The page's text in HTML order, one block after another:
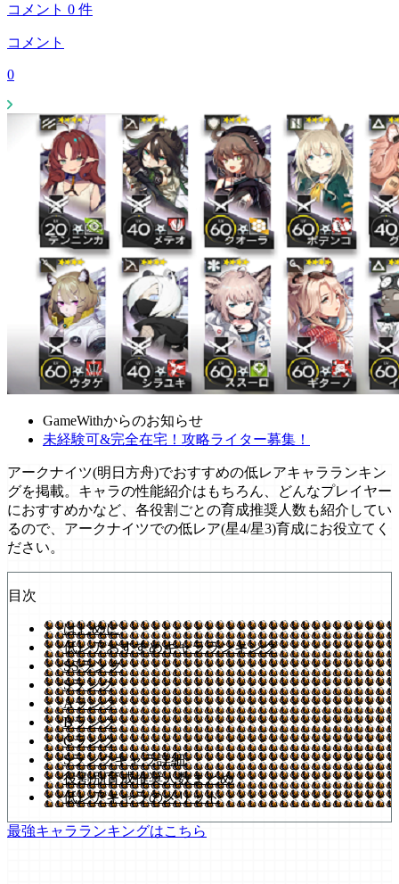
コメント 0 件
コメント
0
GameWithからのお知らせ
未経験可&完全在宅！攻略ライター募集！
アークナイツ(明日方舟)でおすすめの低レアキャラランキン
グを掲載。キャラの性能紹介はもちろん、どんなプレイヤー
におすすめかなど、各役割ごとの育成推奨人数も紹介してい
るので、アークナイツでの低レア(星4/星3)育成にお役立てく
ださい。
目次
はじめに
低レアおすすめキャラランキング
SSランク
Sランク
Aランク
Bランク
Cランク
Sランクキャラ詳細
役割別育成推奨人数まとめ
低レアキャラのメリット
最強キャラランキングはこちら